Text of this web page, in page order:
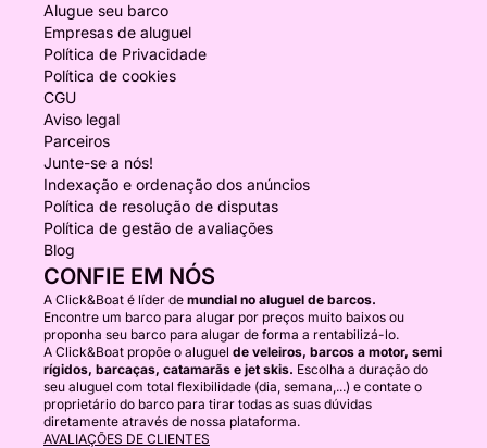
Alugue seu barco
Empresas de aluguel
Política de Privacidade
Política de cookies
CGU
Aviso legal
Parceiros
Junte-se a nós!
Indexação e ordenação dos anúncios
Política de resolução de disputas
Política de gestão de avaliações
Blog
CONFIE EM NÓS
A Click&Boat é líder de mundial no aluguel de barcos.
Encontre um barco para alugar por preços muito baixos ou
proponha seu barco para alugar de forma a rentabilizá-lo.
A Click&Boat propõe o aluguel de veleiros, barcos a motor, semi
rígidos, barcaças, catamarãs e jet skis. Escolha a duração do
seu aluguel com total flexibilidade (dia, semana,...) e contate o
proprietário do barco para tirar todas as suas dúvidas
diretamente através de nossa plataforma.
AVALIAÇÕES DE CLIENTES